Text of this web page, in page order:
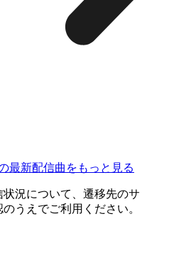
最新配信曲をもっと見る
況について、遷移先のサ
うえでご利用ください。